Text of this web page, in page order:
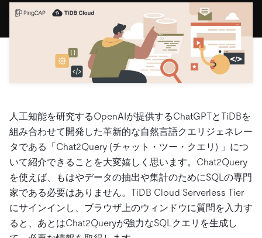
TiSpark
OSS Insight
運用インテリジェンスの活用
MySQLワークロードの近代化
Build GenAI Applications
PingCAP University
TiDB Labs 認定資格試験
お客様のデータの機密性、可用性、安全性について紹介し
キャリア
パートナー
お問い合わせ
開発者ガイド
無料で始める
人工知能を研究するOpenAIが提供するChatGPTとTiDBを
組み合わせて開発した革新的な自然言語クエリジェネレー
タである「Chat2Query (チャット・ツー・クエリ) 」につ
いて紹介できることを大変嬉しく思います。Chat2Query
を使えば、もはやデータの抽出や集計のためにSQLの専門
家である必要はありません。TiDB Cloud Serverless Tier
にサインインし、ブラウザ上のウィンドウに質問を入力す
ると、あとはChat2Queryが強力なSQLクエリを生成し